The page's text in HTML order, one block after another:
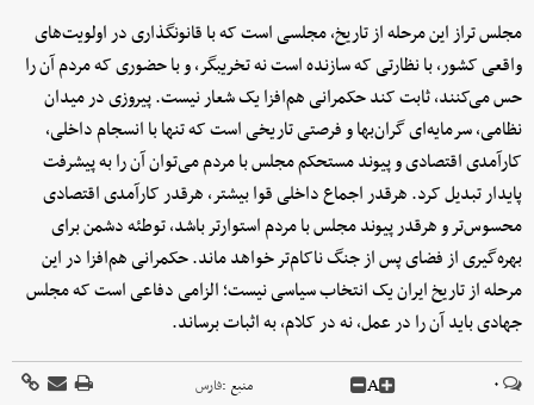
مجلس تراز این مرحله از تاریخ، مجلسی است که با قانونگذاری در اولویت‌های
واقعی کشور، با نظارتی که سازنده است نه تخریبگر، و با حضوری که مردم آن را
حس می‌کنند، ثابت کند حکمرانی هم‌افزا یک شعار نیست. پیروزی در میدان
نظامی، سرمایه‌ای گران‌بها و فرصتی تاریخی است که تنها با انسجام داخلی،
کارآمدی اقتصادی و پیوند مستحکم مجلس با مردم می‌توان آن را به پیشرفت
پایدار تبدیل کرد. هرقدر اجماع داخلی قوا بیشتر، هرقدر کارآمدی اقتصادی
محسوس‌تر و هرقدر پیوند مجلس با مردم استوارتر باشد، توطئه دشمن برای
بهره‌گیری از فضای پس از جنگ ناکام‌تر خواهد ماند. حکمرانی هم‌افزا در این
مرحله از تاریخ ایران یک انتخاب سیاسی نیست؛ الزامی دفاعی است که مجلس
جهادی باید آن را در عمل، نه در کلام، به اثبات برساند.
۰ A منبع :فارس